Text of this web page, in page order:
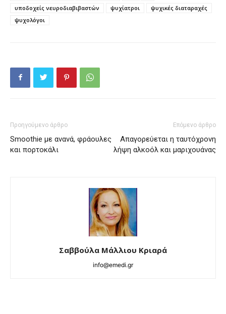
υποδοχείς νευροδιαβιβαστών
ψυχίατροι
ψυχικές διαταραχές
ψυχολόγοι
Προηγούμενο άρθρο
Smoothie με ανανά, φράουλες
και πορτοκάλι
Επόμενο άρθρο
Απαγορεύεται η ταυτόχρονη
λήψη αλκοόλ και μαριχουάνας
Σαββούλα Μάλλιου Κριαρά
info@emedi.gr